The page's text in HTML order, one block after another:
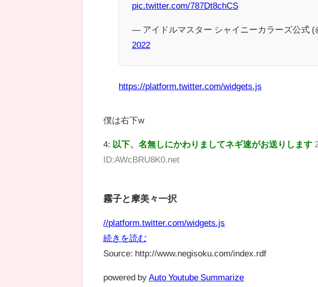
pic.twitter.com/787Dt8chCS
— アイドルマスター シャイニーカラーズ公式
2022
https://platform.twitter.com/widgets.js
僕は右下w
4: 以下、名無しにかわりましてネギ速がお送りします
ID:AWcBRU8K0.net
霧子と摩美々一択
//platform.twitter.com/widgets.js
続きを読む
Source: http://www.negisoku.com/index.rdf
powered by Auto Youtube Summarize